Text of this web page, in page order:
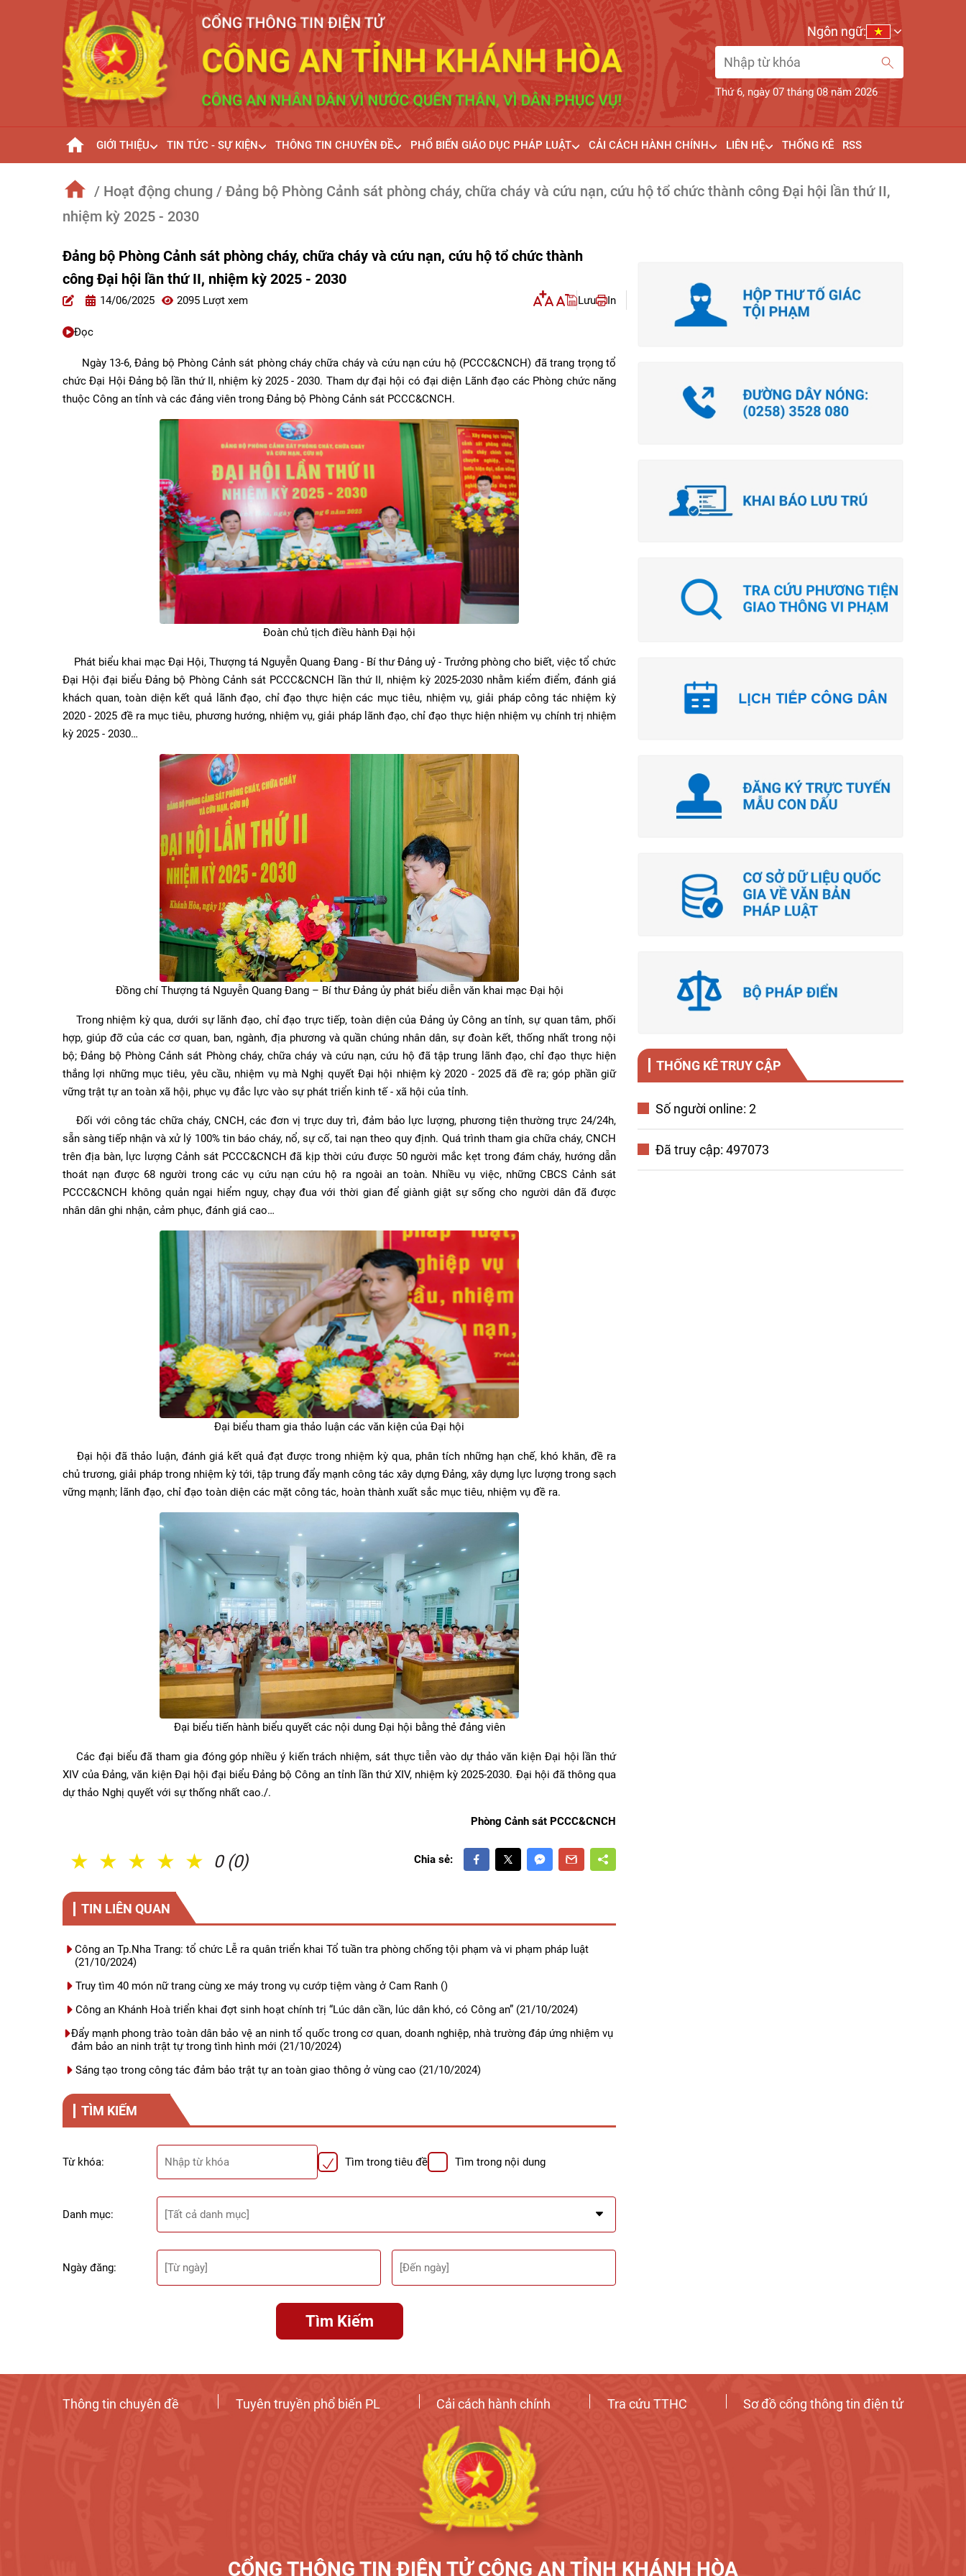
Thứ 6, ngày 07 tháng 08 năm 2026
Ngôn ngữ:
GIỚI THIỆU TIN TỨC - SỰ KIỆN THÔNG TIN CHUYÊN ĐỀ PHỔ BIẾN GIÁO DỤC PHÁP LUẬT CẢI CÁCH HÀNH CHÍNH LIÊN HỆ THỐNG KÊ RSS
/ Hoạt động chung / Đảng bộ Phòng Cảnh sát phòng cháy, chữa cháy và cứu nạn, cứu hộ tổ chức thành công Đại hội lần thứ II,
nhiệm kỳ 2025 - 2030
Đảng bộ Phòng Cảnh sát phòng cháy, chữa cháy và cứu nạn, cứu hộ tổ chức thành
công Đại hội lần thứ II, nhiệm kỳ 2025 - 2030
14/06/2025 2095 Lượt xem Lưu In
Đọc
Ngày 13-6, Đảng bộ Phòng Cảnh sát phòng cháy chữa cháy và cứu nạn cứu hộ (PCCC&CNCH) đã trang trọng tổ
chức Đại Hội Đảng bộ lần thứ II, nhiệm kỳ 2025 - 2030. Tham dự đại hội có đại diện Lãnh đạo các Phòng chức năng
thuộc Công an tỉnh và các đảng viên trong Đảng bộ Phòng Cảnh sát PCCC&CNCH.
Đoàn chủ tịch điều hành Đại hội
Phát biểu khai mạc Đại Hội, Thượng tá Nguyễn Quang Đang - Bí thư Đảng uỷ - Trưởng phòng cho biết, việc tổ chức
Đại Hội đại biểu Đảng bộ Phòng Cảnh sát PCCC&CNCH lần thứ II, nhiệm kỳ 2025-2030 nhằm kiểm điểm, đánh giá
khách quan, toàn diện kết quả lãnh đạo, chỉ đạo thực hiện các mục tiêu, nhiệm vụ, giải pháp công tác nhiệm kỳ
2020 - 2025 đề ra mục tiêu, phương hướng, nhiệm vụ, giải pháp lãnh đạo, chỉ đạo thực hiện nhiệm vụ chính trị nhiệm
kỳ 2025 - 2030…
Đồng chí Thượng tá Nguyễn Quang Đang – Bí thư Đảng ủy phát biểu diễn văn khai mạc Đại hội
Trong nhiệm kỳ qua, dưới sự lãnh đạo, chỉ đạo trực tiếp, toàn diện của Đảng ủy Công an tỉnh, sự quan tâm, phối
hợp, giúp đỡ của các cơ quan, ban, ngành, địa phương và quần chúng nhân dân, sự đoàn kết, thống nhất trong nội
bộ; Đảng bộ Phòng Cảnh sát Phòng cháy, chữa cháy và cứu nạn, cứu hộ đã tập trung lãnh đạo, chỉ đạo thực hiện
thắng lợi những mục tiêu, yêu cầu, nhiệm vụ mà Nghị quyết Đại hội nhiệm kỳ 2020 - 2025 đã đề ra; góp phần giữ
vững trật tự an toàn xã hội, phục vụ đắc lực vào sự phát triển kinh tế - xã hội của tỉnh.
Đối với công tác chữa cháy, CNCH, các đơn vị trực duy trì, đảm bảo lực lượng, phương tiện thường trực 24/24h,
sẵn sàng tiếp nhận và xử lý 100% tin báo cháy, nổ, sự cố, tai nạn theo quy định. Quá trình tham gia chữa cháy, CNCH
trên địa bàn, lực lượng Cảnh sát PCCC&CNCH đã kịp thời cứu được 50 người mắc kẹt trong đám cháy, hướng dẫn
thoát nạn được 68 người trong các vụ cứu nạn cứu hộ ra ngoài an toàn. Nhiều vụ việc, những CBCS Cảnh sát
PCCC&CNCH không quản ngại hiểm nguy, chạy đua với thời gian để giành giật sự sống cho người dân đã được
nhân dân ghi nhận, cảm phục, đánh giá cao…
Đại biểu tham gia thảo luận các văn kiện của Đại hội
Đại hội đã thảo luận, đánh giá kết quả đạt được trong nhiệm kỳ qua, phân tích những hạn chế, khó khăn, đề ra
chủ trương, giải pháp trong nhiệm kỳ tới, tập trung đẩy mạnh công tác xây dựng Đảng, xây dựng lực lượng trong sạch
vững mạnh; lãnh đạo, chỉ đạo toàn diện các mặt công tác, hoàn thành xuất sắc mục tiêu, nhiệm vụ đề ra.
Đại biểu tiến hành biểu quyết các nội dung Đại hội bằng thẻ đảng viên
Các đại biểu đã tham gia đóng góp nhiều ý kiến trách nhiệm, sát thực tiễn vào dự thảo văn kiện Đại hội lần thứ
XIV của Đảng, văn kiện Đại hội đại biểu Đảng bộ Công an tỉnh lần thứ XIV, nhiệm kỳ 2025-2030. Đại hội đã thông qua
dự thảo Nghị quyết với sự thống nhất cao./.
Phòng Cảnh sát PCCC&CNCH
0 (0)
5 Sao
4 Sao
3 Sao
2 Sao
1 Sao Chia sẻ:
TIN LIÊN QUAN
Công an Tp.Nha Trang: tổ chức Lễ ra quân triển khai Tổ tuần tra phòng chống tội phạm và vi phạm pháp luật
(21/10/2024)
Truy tìm 40 món nữ trang cùng xe máy trong vụ cướp tiệm vàng ở Cam Ranh ()
Công an Khánh Hoà triển khai đợt sinh hoạt chính trị “Lúc dân cần, lúc dân khó, có Công an” (21/10/2024)
Đẩy mạnh phong trào toàn dân bảo vệ an ninh tổ quốc trong cơ quan, doanh nghiệp, nhà trường đáp ứng nhiệm vụ
đảm bảo an ninh trật tự trong tình hình mới (21/10/2024)
Sáng tạo trong công tác đảm bảo trật tự an toàn giao thông ở vùng cao (21/10/2024)
TÌM KIẾM
Từ khóa: Tìm trong tiêu đề Tìm trong nội dung
Danh mục:
Ngày đăng:
Tìm Kiếm
THỐNG KÊ TRUY CẬP
Số người online: 2
Đã truy cập: 497073
CỔNG THÔNG TIN ĐIỆN TỬ CÔNG AN TỈNH KHÁNH HÒA
Thông tin chuyên đề Tuyên truyền phổ biến PL Cải cách hành chính Tra cứu TTHC
Sơ đồ cổng thông tin điện tử